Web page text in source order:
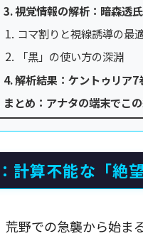
3. 視覚情報の解析：暗森透
コマ割りと視線誘導の最
「黒」の使い方の深淵
4. 解析結果：ケントゥリア
まとめ：アナタの端末でこ
計算不能な「絶
野での急襲から始ま